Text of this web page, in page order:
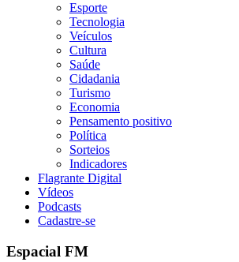
Esporte
Tecnologia
Veículos
Cultura
Saúde
Cidadania
Turismo
Economia
Pensamento positivo
Política
Sorteios
Indicadores
Flagrante Digital
Vídeos
Podcasts
Cadastre-se
Espacial FM